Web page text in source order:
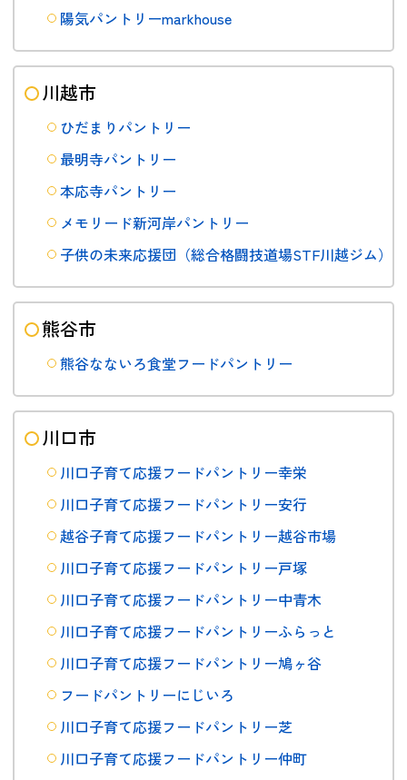
陽気パントリーmarkhouse
川越市
ひだまりパントリー
最明寺パントリー
本応寺パントリー
メモリード新河岸パントリー
子供の未来応援団（総合格闘技道場STF川越ジム）
熊谷市
熊谷なないろ食堂フードパントリー
川口市
川口子育て応援フードパントリー幸栄
川口子育て応援フードパントリー安行
越谷子育て応援フードパントリー越谷市場
川口子育て応援フードパントリー戸塚
川口子育て応援フードパントリー中青木
川口子育て応援フードパントリーふらっと
川口子育て応援フードパントリー鳩ヶ谷
フードパントリーにじいろ
川口子育て応援フードパントリー芝
川口子育て応援フードパントリー仲町